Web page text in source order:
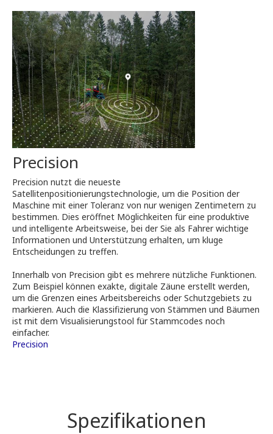
Precision
Precision nutzt die neueste
Satellitenpositionierungstechnologie, um die Position der
Maschine mit einer Toleranz von nur wenigen Zentimetern zu
bestimmen. Dies eröffnet Möglichkeiten für eine produktive
und intelligente Arbeitsweise, bei der Sie als Fahrer wichtige
Informationen und Unterstützung erhalten, um kluge
Entscheidungen zu treffen.
Innerhalb von Precision gibt es mehrere nützliche Funktionen.
Zum Beispiel können exakte, digitale Zäune erstellt werden,
um die Grenzen eines Arbeitsbereichs oder Schutzgebiets zu
markieren. Auch die Klassifizierung von Stämmen und Bäumen
ist mit dem Visualisierungstool für Stammcodes noch
einfacher.
Precision
Spezifikationen